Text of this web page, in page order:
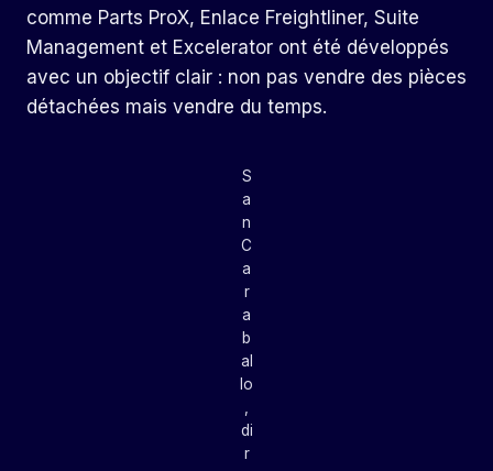
comme Parts ProX, Enlace Freightliner, Suite
Management et Excelerator ont été développés
avec un objectif clair : non pas vendre des pièces
détachées mais vendre du temps.
S
a
n
C
a
r
a
b
al
lo
di
r